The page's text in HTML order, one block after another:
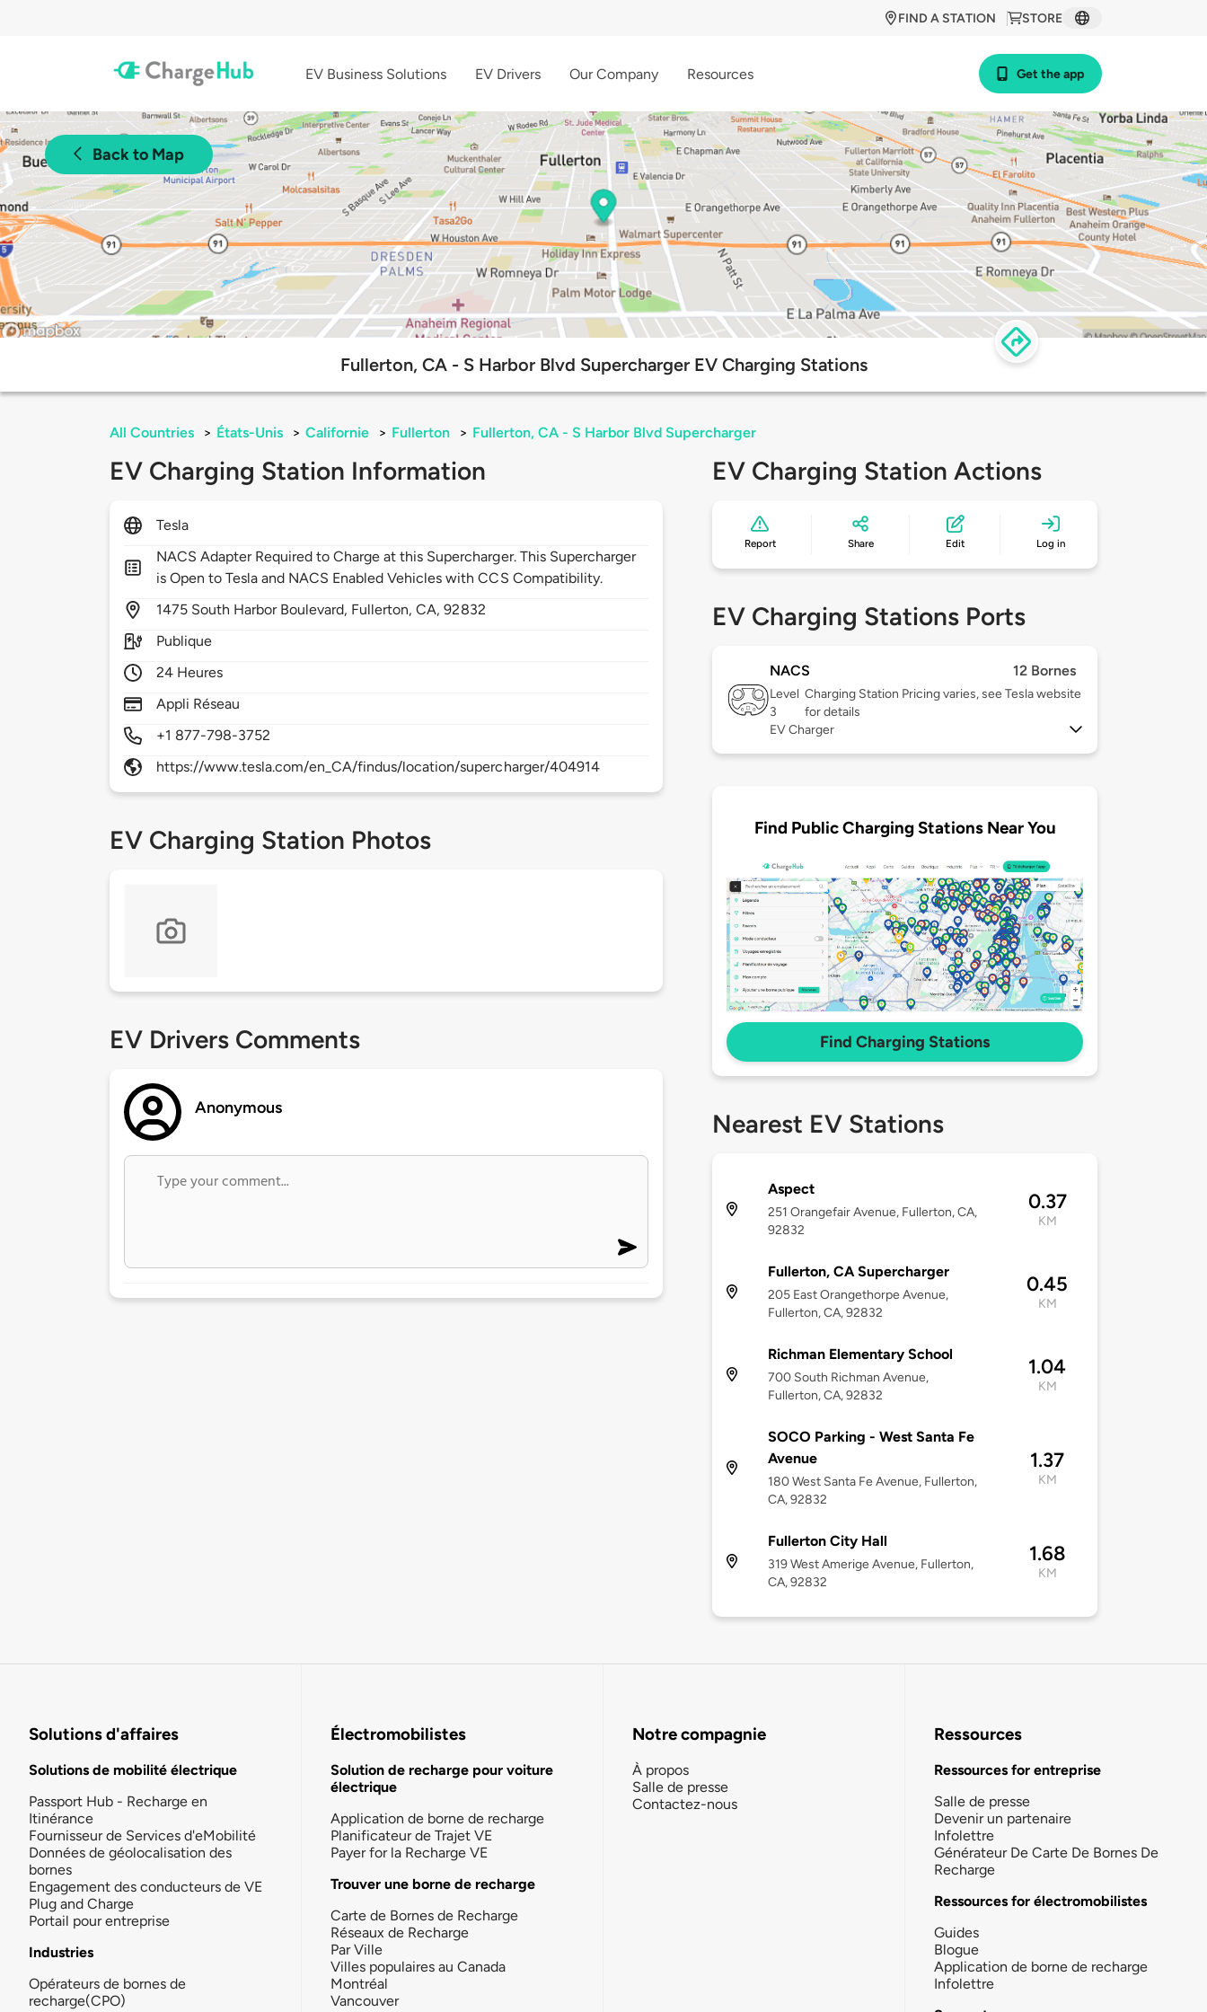
STORE
FIND A STATION
EV Business Solutions EV Drivers Our Company Resources Get the app
Back to Map
Fullerton, CA - S Harbor Blvd Supercharger EV Charging Stations
All Countries > États-Unis > Californie > Fullerton > Fullerton, CA - S Harbor Blvd Supercharger
EV Charging Station Information
Tesla
NACS Adapter Required to Charge at this Supercharger. This Supercharger
is Open to Tesla and NACS Enabled Vehicles with CCS Compatibility.
1475 South Harbor Boulevard, Fullerton,CA,92832
Publique
24 Heures
Appli Réseau
+1 877-798-3752
https://www.tesla.com/en_CA/findus/location/supercharger/404914
EV Charging Station Photos
EV Drivers Comments
Anonymous
EV Charging Station Actions
Report Share Edit Log in
EV Charging Stations Ports
NACS 12 Bornes
Level
3
Charging Station Pricing varies, see Tesla website
for details
EV Charger
Find Public Charging Stations Near You
Find Charging Stations
Nearest EV Stations
Aspect
251 Orangefair Avenue, Fullerton, CA,
92832
0.37
KM
Fullerton, CA Supercharger
205 East Orangethorpe Avenue,
Fullerton, CA, 92832
0.45
KM
Richman Elementary School
700 South Richman Avenue,
Fullerton, CA, 92832
1.04
KM
SOCO Parking - West Santa Fe
Avenue
180 West Santa Fe Avenue, Fullerton,
CA, 92832
1.37
KM
Fullerton City Hall
319 West Amerige Avenue, Fullerton,
CA, 92832
1.68
KM
Solutions d'affaires
Solutions de mobilité électrique
Passport Hub - Recharge en
Itinérance
Fournisseur de Services d'eMobilité
Données de géolocalisation des
bornes
Engagement des conducteurs de VE
Plug and Charge
Portail pour entreprise
Industries
Opérateurs de bornes de
recharge(CPO)
Électromobilistes
Solution de recharge pour voiture
électrique
Application de borne de recharge
Planificateur de Trajet VE
Payer for la Recharge VE
Trouver une borne de recharge
Carte de Bornes de Recharge
Réseaux de Recharge
Par Ville
Villes populaires au Canada
Montréal
Vancouver
Notre compagnie
À propos
Salle de presse
Contactez-nous
Ressources
Ressources for entreprise
Salle de presse
Devenir un partenaire
Infolettre
Générateur De Carte De Bornes De
Recharge
Ressources for électromobilistes
Guides
Blogue
Application de borne de recharge
Infolettre